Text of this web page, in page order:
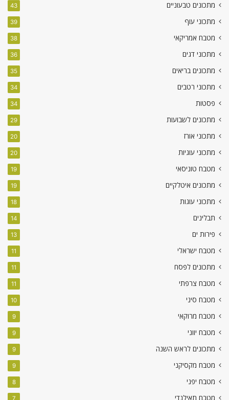
מתכונים טבעוניים 43
מתכוני עוף 39
מטבח אמריקאי 38
מתכוני דגים 36
מתכונים בריאים 35
מתכוני רטבים 34
פסטות 34
מתכונים לשבועות 29
מתכוני אורז 20
מתכוני עוגיות 20
מטבח טוניסאי 19
מתכונים איטלקיים 19
מתכוני עוגות 18
תבלינים 14
פירות ים 13
מטבח ישראלי 11
מתכונים לפסח 11
מטבח צרפתי 11
מטבח סיני 10
מטבח מרוקאי 9
מטבח יווני 9
מתכונים לראש השנה 9
מטבח מקסיקני 9
מטבח יפני 8
מטבח תאילנדי 7